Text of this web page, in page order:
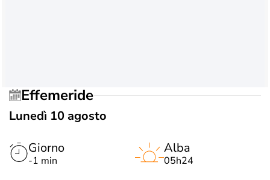
Effemeride
Lunedì 10 agosto
Giorno
-1 min
Alba
05h24